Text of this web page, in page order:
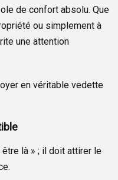
de confort absolu. Que
ou simplement à
une attention
en véritable vedette
là » ; il doit attirer le